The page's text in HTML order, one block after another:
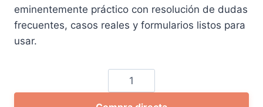
eminentemente práctico con resolución de dudas
frecuentes, casos reales y formularios listos para
usar.
Delito
de